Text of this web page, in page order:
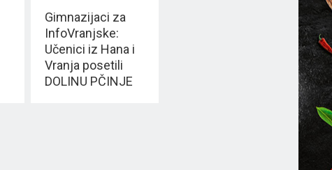
Gimnazijaci za
InfoVranjske:
Učenici iz Hana i
Vranja posetili
DOLINU PČINJE